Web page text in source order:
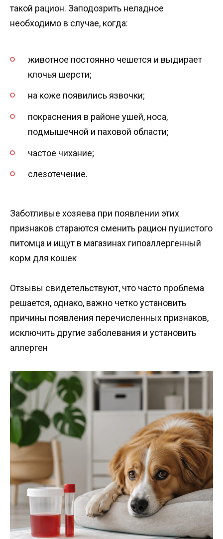
такой рацион. Заподозрить неладное
необходимо в случае, когда:
животное постоянно чешется и выдирает
клочья шерсти;
на коже появились язвочки;
покраснения в районе ушей, носа,
подмышечной и паховой области;
частое чихание;
слезотечение.
Заботливые хозяева при появлении этих
признаков стараются сменить рацион пушистого
питомца и ищут в магазинах гипоаллергенный
корм для кошек
Отзывы свидетельствуют, что часто проблема
решается, однако, важно четко установить
причины появления перечисленных признаков,
исключить другие заболевания и установить
аллерген